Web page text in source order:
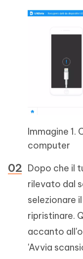
Immagine 1.
computer
Dopo che il
rilevato dal
selezionare
ripristinare.
accanto
'Avvia